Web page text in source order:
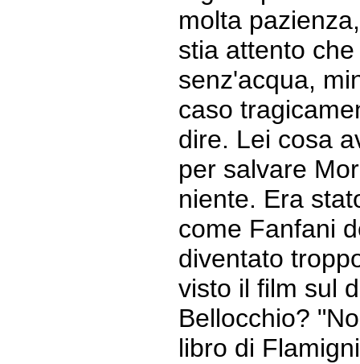
molta
stia attento
senz'acqua,
caso
dire. Lei cosa
per salvare
niente. Era
come Fanfani
diventato
visto il film sul
Bellocchio?
libro di